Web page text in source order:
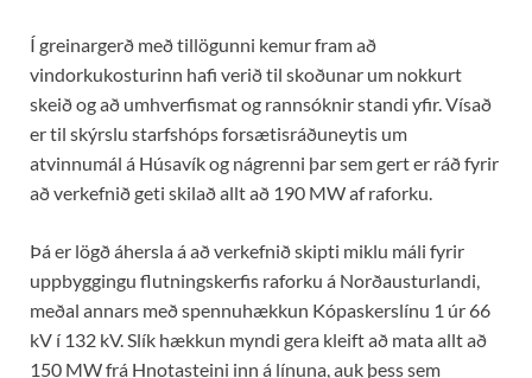
Í greinargerð með tillögunni kemur fram að
vindorkukosturinn hafi verið til skoðunar um nokkurt
skeið og að umhverfismat og rannsóknir standi yfir. Vísað
er til skýrslu starfshóps forsætisráðuneytis um
atvinnumál á Húsavík og nágrenni þar sem gert er ráð fyrir
að verkefnið geti skilað allt að 190 MW af raforku.
Þá er lögð áhersla á að verkefnið skipti miklu máli fyrir
uppbyggingu flutningskerfis raforku á Norðausturlandi,
meðal annars með spennuhækkun Kópaskerslínu 1 úr 66
kV í 132 kV. Slík hækkun myndi gera kleift að mata allt að
150 MW frá Hnotasteini inn á línuna, auk þess sem